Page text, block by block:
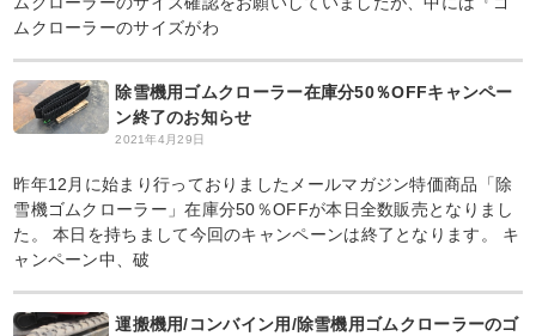
ムクローラーのサイズがわ
除雪機用ゴムクローラー在庫分50％OFFキャンペー
ン終了のお知らせ
2021年4月29日
昨年12月に始まり行っておりましたメールマガジン特価商品「除
雪機ゴムクローラー」在庫分50％OFFが本日全数販売となりまし
た。 本日を持ちまして今回のキャンペーンは終了となります。 キ
ャンペーン中、破
運搬機用/コンバイン用/除雪機用ゴムクローラーのゴ